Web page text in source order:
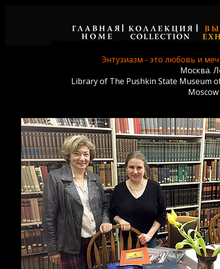
Энтузиазм - это любовь и
Москва.
Libraryof The Pushkin State Museum
Moscow